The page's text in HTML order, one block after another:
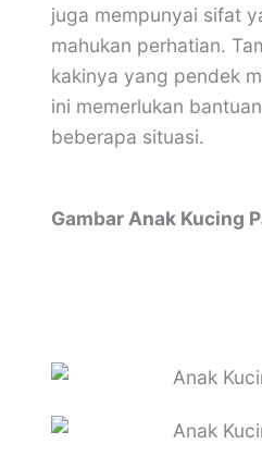
juga mempunyai sifat
mahukan perhatian.
kakinya yang pendek
ini memerlukan
beberapa situasi.
Gambar Anak Kucing